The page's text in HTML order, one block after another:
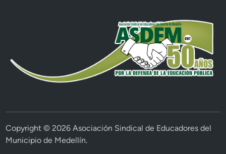
Copyright © 2026Asociación Sindical de Educadores del
Municipio de Medellín.